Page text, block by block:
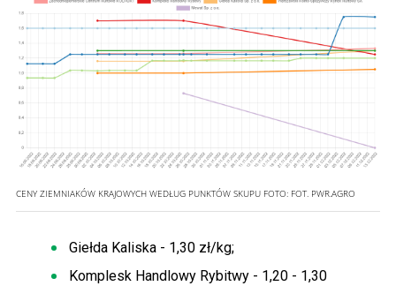
CENY ZIEMNIAKÓW KRAJOWYCH WEDŁUG PUNKTÓW SKUPU FOTO: FOT. PWR.AGRO
Giełda Kaliska - 1,30 zł/kg;
Komplesk Handlowy Rybitwy - 1,20 - 1,30